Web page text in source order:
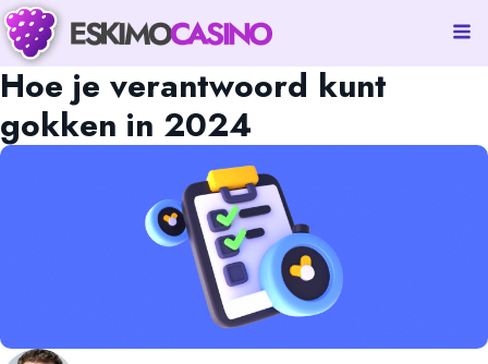
Hoe je verantwoord kunt
gokken in 2024